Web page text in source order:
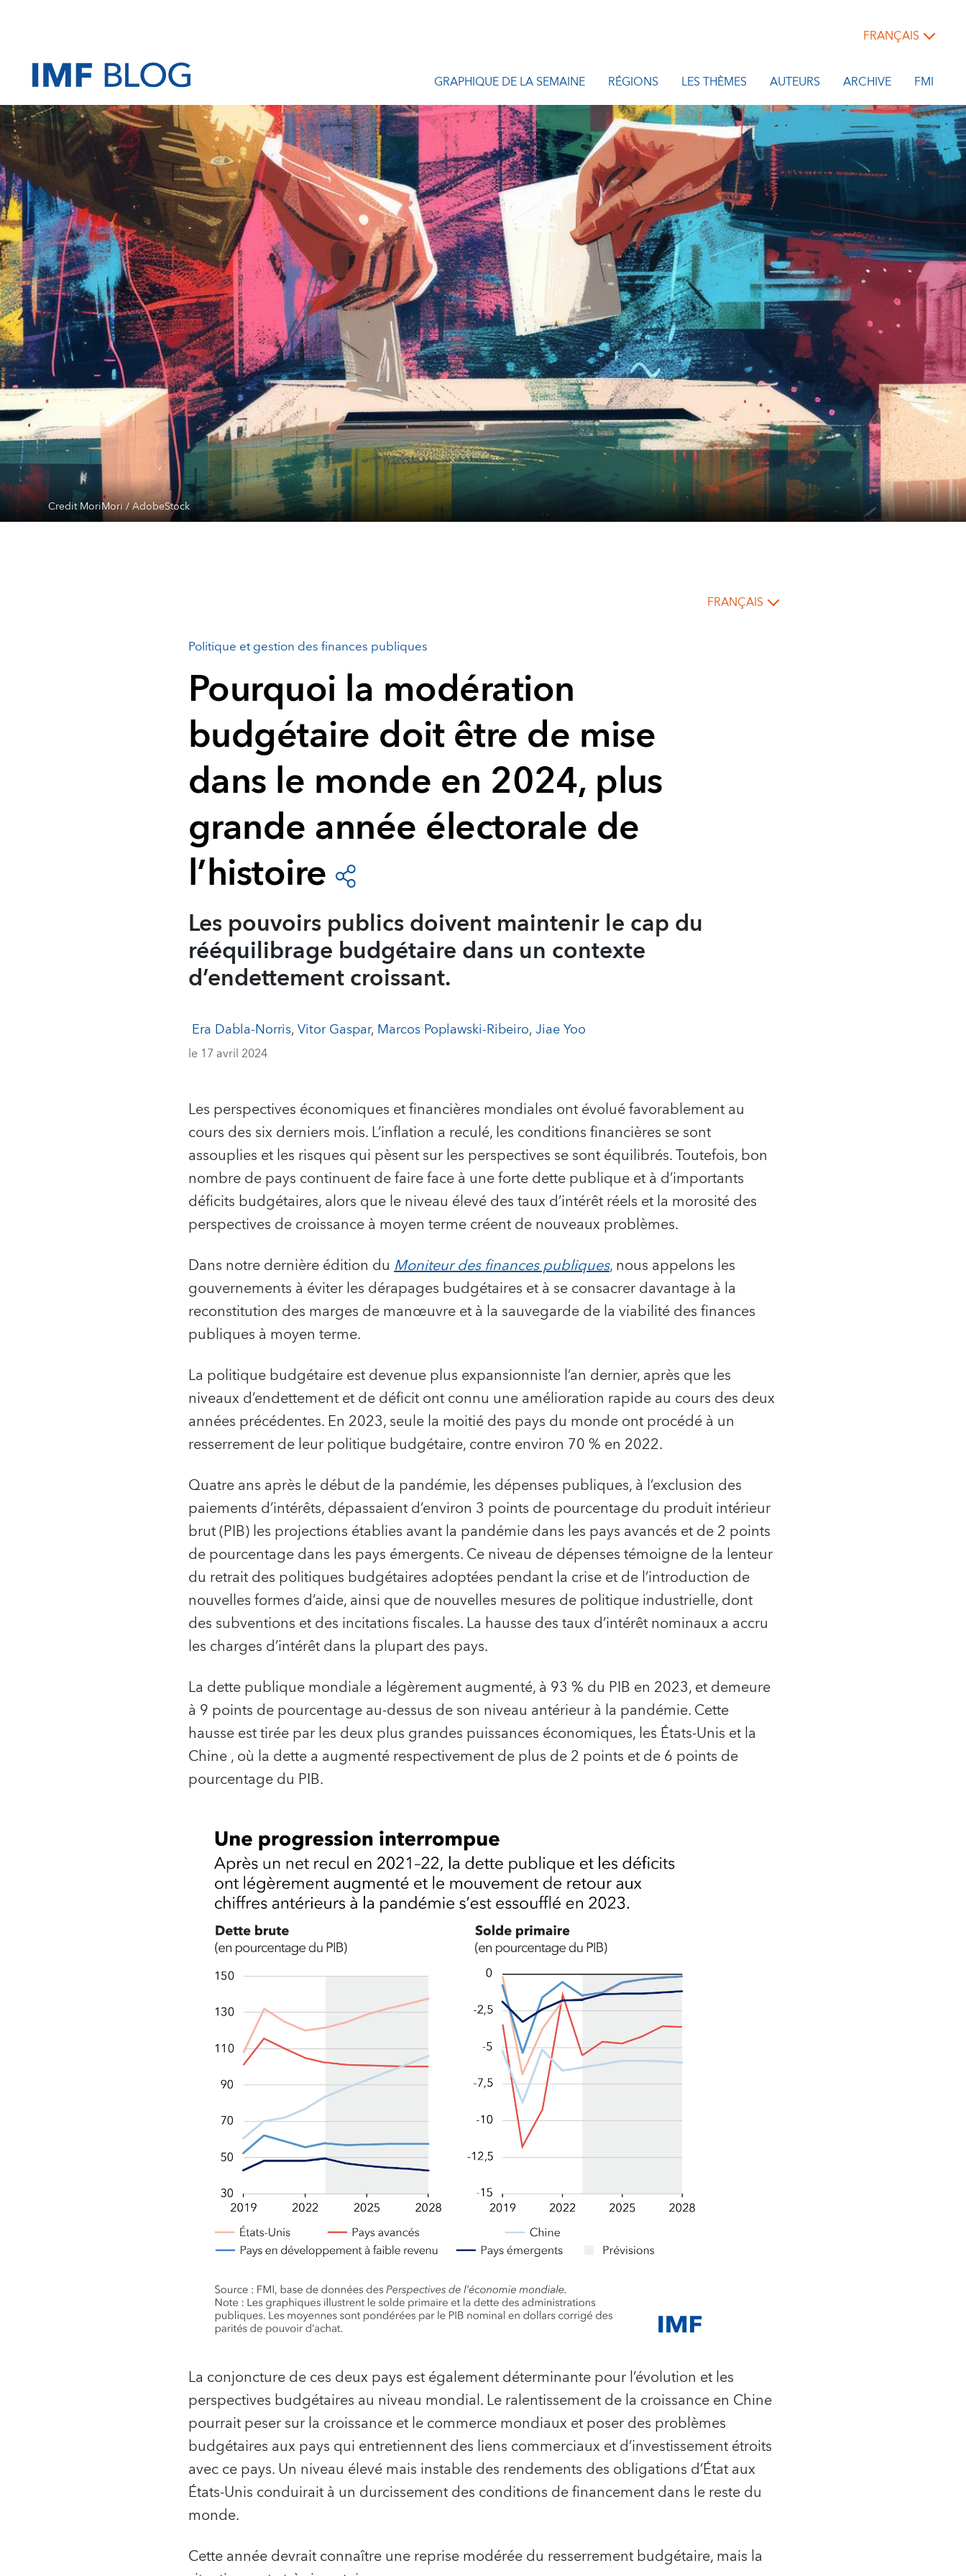
FRANÇAIS
GRAPHIQUE DE LA SEMAINE RÉGIONS LES THÈMES AUTEURS ARCHIVE FMI
Credit MoriMori / AdobeStock
FRANÇAIS
Politique et gestion des finances publiques
Pourquoi la modération
budgétaire doit être de mise
dans le monde en 2024, plus
grande année électorale de
l’histoire
Les pouvoirs publics doivent maintenir le cap du
rééquilibrage budgétaire dans un contexte
d’endettement croissant.
Era Dabla-Norris,Vitor Gaspar,Marcos Poplawski-Ribeiro,Jiae Yoo
le 17 avril 2024
Les perspectives économiques et financières mondiales ont évolué favorablement au
cours des six derniers mois. L’inflation a reculé, les conditions financières se sont
assouplies et les risques qui pèsent sur les perspectives se sont équilibrés. Toutefois, bon
nombre de pays continuent de faire face à une forte dette publique et à d’importants
déficits budgétaires, alors que le niveau élevé des taux d’intérêt réels et la morosité des
perspectives de croissance à moyen terme créent de nouveaux problèmes.
Dans notre dernière édition du Moniteur des finances publiques,nous appelons les
gouvernements à éviter les dérapages budgétaires et à se consacrer davantage à la
reconstitution des marges de manœuvre et à la sauvegarde de la viabilité des finances
publiques à moyen terme.
La politique budgétaire est devenue plus expansionniste l’an dernier, après que les
niveaux d’endettement et de déficit ont connu une amélioration rapide au cours des deux
années précédentes. En 2023, seule la moitié des pays du monde ont procédé à un
resserrement de leur politique budgétaire, contre environ 70 % en 2022.
Quatre ans après le début de la pandémie, les dépenses publiques, à l’exclusion des
paiements d’intérêts, dépassaient d’environ 3 points de pourcentage du produit intérieur
brut (PIB) les projections établies avant la pandémie dans les pays avancés et de 2 points
de pourcentage dans les pays émergents. Ce niveau de dépenses témoigne de la lenteur
du retrait des politiques budgétaires adoptées pendant la crise et de l’introduction de
nouvelles formes d’aide, ainsi que de nouvelles mesures de politique industrielle, dont
des subventions et des incitations fiscales. La hausse des taux d’intérêt nominaux a accru
les charges d’intérêt dans la plupart des pays.
La dette publique mondiale a légèrement augmenté, à 93 % du PIB en 2023, et demeure
à 9 points de pourcentage au-dessus de son niveau antérieur à la pandémie. Cette
hausse est tirée par les deux plus grandes puissances économiques, les États-Unis et la
Chine, où la dette a augmenté respectivement de plus de 2 points et de 6 points de
pourcentage du PIB.
La conjoncture de ces deux pays est également déterminante pour l’évolution et les
perspectives budgétaires au niveau mondial. Le ralentissement de la croissance en Chine
pourrait peser sur la croissance et le commerce mondiaux et poser des problèmes
budgétaires aux pays qui entretiennent des liens commerciaux et d’investissement étroits
avec ce pays. Un niveau élevé mais instable des rendements des obligations d’État aux
États-Unis conduirait à un durcissement des conditions de financement dans le reste du
monde.
Cette année devrait connaître une reprise modérée du resserrement budgétaire, mais la